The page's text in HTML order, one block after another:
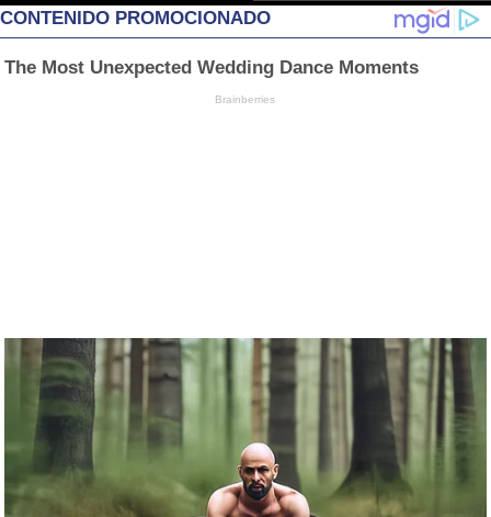
CONTENIDO PROMOCIONADO
The Most Unexpected Wedding Dance Moments
Brainberries